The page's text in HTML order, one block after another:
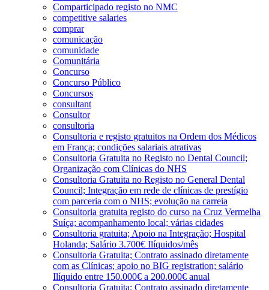
Comparticipado registo no NMC
competitive salaries
comprar
comunicação
comunidade
Comunitária
Concurso
Concurso Público
Concursos
consultant
Consultor
consultoria
Consultoria e registo gratuitos na Ordem dos Médicos
em França; condições salariais atrativas
Consultoria Gratuita no Registo no Dental Council;
Organização com Clínicas do NHS
Consultoria Gratuita no Registo no General Dental
Council; Integração em rede de clínicas de prestígio
com parceria com o NHS; evolução na carreia
Consultoria gratuita registo do curso na Cruz Vermelha
Suíça; acompanhamento local; várias cidades
Consultoria gratuita; Apoio na Integração; Hospital
Holanda; Salário 3.700€ Ilíquidos/mês
Consultoria Gratuita; Contrato assinado diretamente
com as Clínicas; apoio no BIG registration; salário
Ilíquido entre 150.000€ a 200.000€ anual
Consultoria Gratuita; Contrato assinado diretamente